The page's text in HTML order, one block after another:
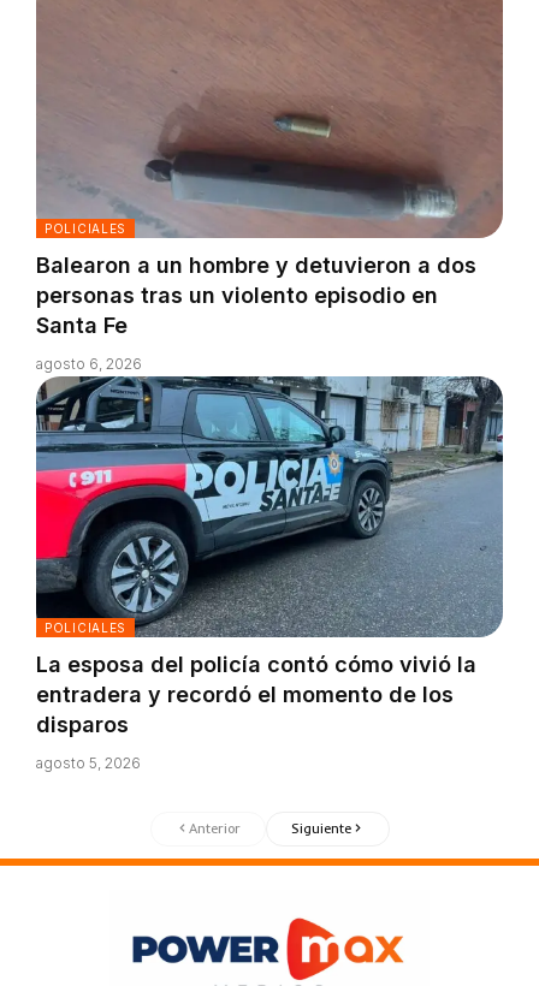
POLICIALES
Balearon a un hombre y detuvieron a dos
personas tras un violento episodio en
Santa Fe
agosto 6, 2026
POLICIALES
La esposa del policía contó cómo vivió la
entradera y recordó el momento de los
disparos
agosto 5, 2026
Anterior Siguiente